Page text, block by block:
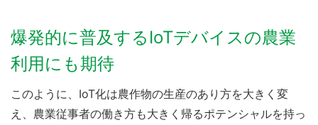
爆発的に普及するIoTデバイスの農業
利用にも期待
このように、IoT化は農作物の生産のあり方を大きく変
え、農業従事者の働き方も大きく帰るポテンシャルを持っ